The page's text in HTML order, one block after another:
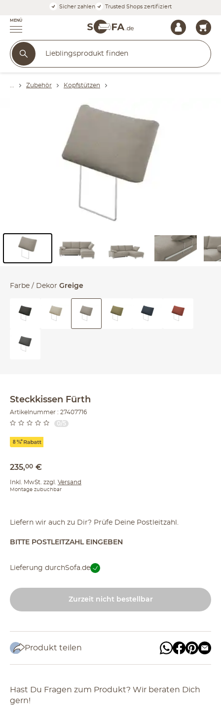
Sicher zahlen Trusted Shops zertifiziert
MENÜ
Zubehör Kopfstützen
Steckkissen Fürth
Artikelnummer : 27407716
0/5
235,00 €
Inkl. MwSt. zzgl. Versand
Montage zubuchbar
Farbe / Dekor Greige
Liefern wir auch zu Dir? Prüfe Deine Postleitzahl.
BITTE POSTLEITZAHL EINGEBEN
Lieferung durchSofa.de
Zurzeit nicht bestellbar
Produkt teilen
Hast Du Fragen zum Produkt? Wir beraten Dich
gern!